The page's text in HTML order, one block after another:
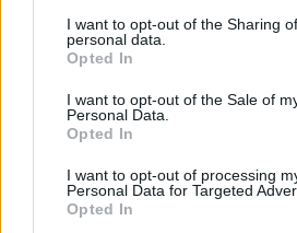
not limited to your visit or usage
grant or deny consent to Google and
use your data for below specified
consent section.
I want to opt-out of the Sharing
personal data.
Opted In
I want to opt-out of the Sale of
Personal Data.
Opted In
I want to opt-out of processing
Personal Data for Targeted
Opted In
Άρση Βαρών
Γιώργος Τσακίρης
Μιχάλης Τσαμπάς
Παναθηναϊκός
Άρης
ΟΦΗ
#GiatonAlki
Η μητρότητα στον πάγκο
Wyscout Analysis
InStat Analysis
Μεγάλη μου Αγάπη
Μια Ιστορία από την Πόλη
ΖΩΝΤΑΝΑ